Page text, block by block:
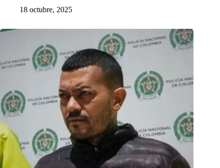
18 octubre, 2025